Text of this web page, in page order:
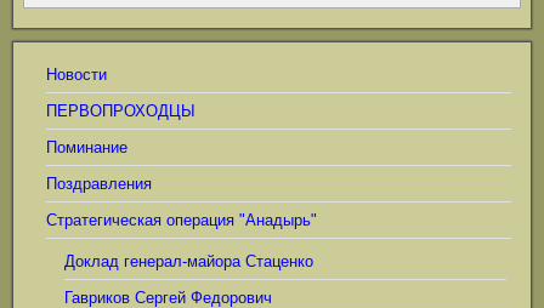
Новости
ПЕРВОПРОХОДЦЫ
Поминание
Поздравления
Стратегическая операция "Анадырь"
Доклад генерал-майора Стаценко
Гавриков Сергей Федорович